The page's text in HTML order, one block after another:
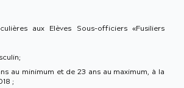
aux Elèves Sous-officiers «Fusiliers
au minimum et de 23 ans au maximum, à la
;